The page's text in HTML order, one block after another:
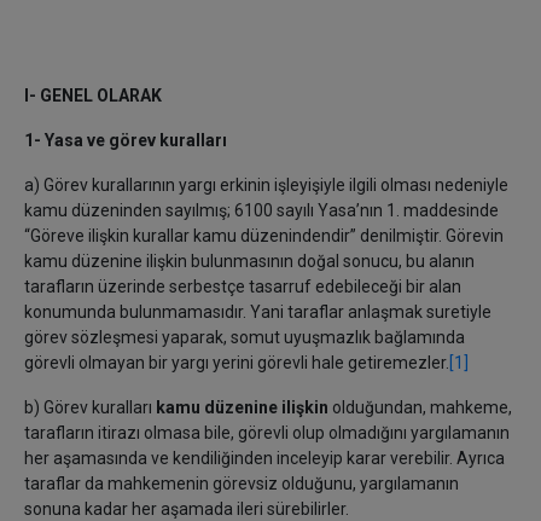
I- GENEL OLARAK
1- Yasa ve görev kuralları
a) Görev kurallarının yargı erkinin işleyişiyle ilgili olması nedeniyle
kamu düzeninden sayılmış; 6100 sayılı Yasa’nın 1. maddesinde
“Göreve ilişkin kurallar kamu düzenindendir” denilmiştir. Görevin
kamu düzenine ilişkin bulunmasının doğal sonucu, bu alanın
tarafların üzerinde serbestçe tasarruf edebileceği bir alan
konumunda bulunmamasıdır. Yani taraflar anlaşmak suretiyle
görev sözleşmesi yaparak, somut uyuşmazlık bağlamında
görevli olmayan bir yargı yerini görevli hale getiremezler. [1]
b) Görev kuralları kamu düzenine ilişkin olduğundan, mahkeme,
tarafların itirazı olmasa bile, görevli olup olmadığını yargılamanın
her aşamasında ve kendiliğinden inceleyip karar verebilir. Ayrıca
taraflar da mahkemenin görevsiz olduğunu, yargılamanın
sonuna kadar her aşamada ileri sürebilirler.